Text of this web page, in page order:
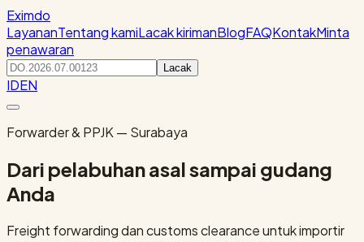
Eximdo
LayananTentang kamiLacak kirimanBlogFAQKontakMinta
penawaran
Lacak
IDEN
Forwarder & PPJK — Surabaya
Dari pelabuhan asal sampai gudang
Anda
Freight forwarding dan customs clearance untuk importir